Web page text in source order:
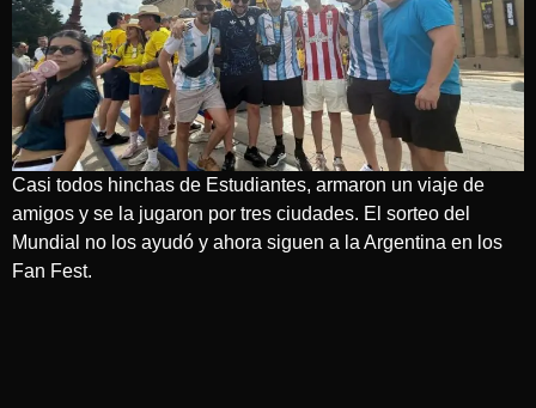
Casi todos hinchas de Estudiantes, armaron un viaje de
amigos y se la jugaron por tres ciudades. El sorteo del
Mundial no los ayudó y ahora siguen a la Argentina en los
Fan Fest.